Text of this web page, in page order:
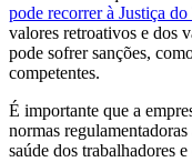
pode recorrer à Justiça
valores retroativos e dos
pode sofrer sanções,
competentes.
É importante que a
normas
saúde dos trabalhadores